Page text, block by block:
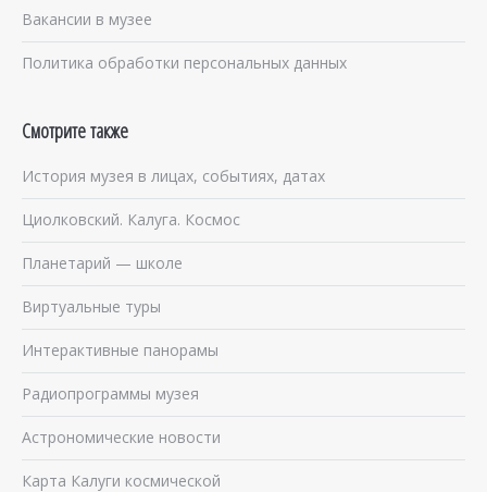
Вакансии в музее
Политика обработки персональных данных
Смотрите также
История музея в лицах, событиях, датах
Циолковский. Калуга. Космос
Планетарий — школе
Виртуальные туры
Интерактивные панорамы
Радиопрограммы музея
Астрономические новости
Карта Калуги космической